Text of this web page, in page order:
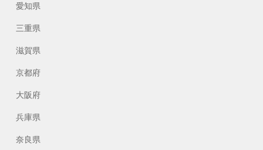
愛知県
三重県
滋賀県
京都府
大阪府
兵庫県
奈良県